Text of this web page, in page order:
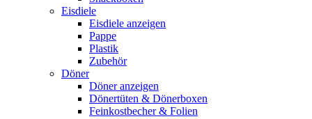
Eisdiele
Eisdiele anzeigen
Pappe
Plastik
Zubehör
Döner
Döner anzeigen
Dönertüten & Dönerboxen
Feinkostbecher & Folien